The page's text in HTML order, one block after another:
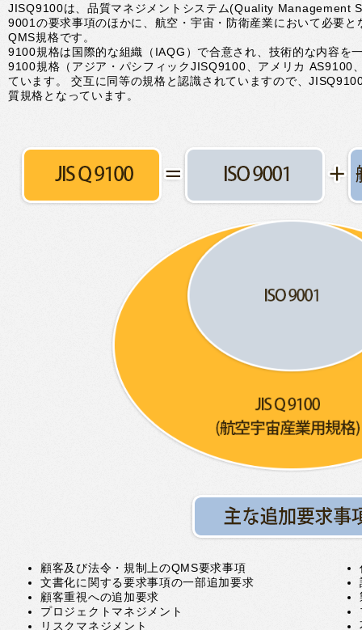
JISQ9100は、品質マネジメントシステム(Quality Management
9001の要求事項のほかに、航空・宇宙・防衛産業において必要
QMS規格です。
9100規格は国際的な組織（IAQG）で合意され、技術的な内容を
9100規格（アジア・パシフィックJISQ9100、アメリカ AS9100
ています。 交互に同等の規格と認識されていますので、
質規格となっています。
顧客及び法令・規制上のQMS要求事項
文書化に関する要求事項の一部追加要求
顧客重視への追加要求
プロジェクトマネジメント
リスクマネジメント